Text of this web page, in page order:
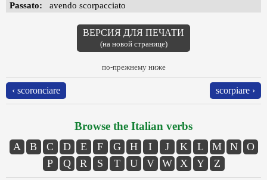
Passato: avendo scorpacciato
ВЕРСИЯ ДЛЯ ПЕЧАТИ
(на новой странице)
по-прежнему ниже
‹ scoronciare scorpiare ›
Browse the Italian verbs
A B C D E F G H I J K L M N
O
P
Q R S T U V W X Y Z